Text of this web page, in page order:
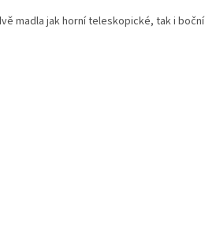
madla jak horní teleskopické, tak i boční